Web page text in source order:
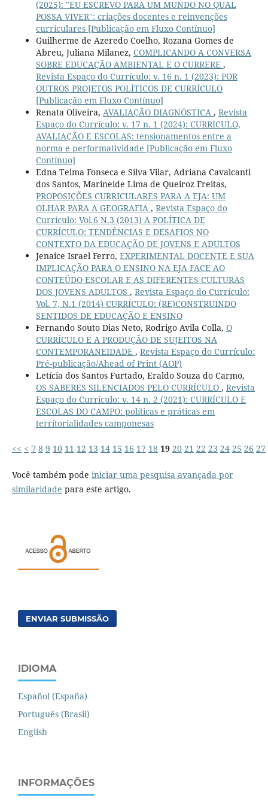
(2025): "EU ESCREVO PARA UM MUNDO NO QUAL
POSSA VIVER": criações docentes e reinvenções
curriculares [Publicação em Fluxo Contínuo]
Guilherme de Azeredo Coelho, Rozana Gomes de
Abreu, Juliana Milanez, COMPLICANDO A CONVERSA
SOBRE EDUCAÇÃO AMBIENTAL E O CURRERE ,
Revista Espaço do Currículo: v. 16 n. 1 (2023): POR
OUTROS PROJETOS POLÍTICOS DE CURRÍCULO
[Publicação em Fluxo Contínuo]
Renata Oliveira, AVALIAÇÃO DIAGNÓSTICA , Revista
Espaço do Currículo: v. 17 n. 1 (2024): CURRICULO,
AVALIAÇÃO E ESCOLAS: tensionamentos entre a
norma e performatividade [Publicação em Fluxo
Contínuo]
Edna Telma Fonseca e Silva Vilar, Adriana Cavalcanti
dos Santos, Marineide Lima de Queiroz Freitas,
PROPOSIÇÕES CURRICULARES PARA A EJA: UM
OLHAR PARA A GEOGRAFIA , Revista Espaço do
Currículo: Vol.6 N.3 (2013) A POLÍTICA DE
CURRÍCULO: TENDÊNCIAS E DESAFIOS NO
CONTEXTO DA EDUCAÇÃO DE JOVENS E ADULTOS
Jenaice Israel Ferro, EXPERIMENTAL DOCENTE E SUA
IMPLICAÇÃO PARA O ENSINO NA EJA FACE AO
CONTEÚDO ESCOLAR E AS DIFERENTES CULTURAS
DOS JOVENS ADULTOS , Revista Espaço do Currículo:
Vol. 7, N.1 (2014) CURRÍCULO: (RE)CONSTRUINDO
SENTIDOS DE EDUCAÇÃO E ENSINO
Fernando Souto Dias Neto, Rodrigo Avila Colla, O
CURRÍCULO E A PRODUÇÃO DE SUJEITOS NA
CONTEMPORANEIDADE , Revista Espaço do Currículo:
Pré-publicação/Ahead of Print (AOP)
Letícia dos Santos Furtado, Eraldo Souza do Carmo,
OS SABERES SILENCIADOS PELO CURRÍCULO , Revista
Espaço do Currículo: v. 14 n. 2 (2021): CURRÍCULO E
ESCOLAS DO CAMPO: políticas e práticas em
territorialidades camponesas
<< < 7 8 9 10 11 12 13 14 15 16 17 18 19 20 21 22 23 24 25 26 27
Você também pode iniciar uma pesquisa avançada por
similaridade para este artigo.
ENVIAR SUBMISSÃO
IDIOMA
Español (España)
Português (Brasil)
English
INFORMAÇÕES